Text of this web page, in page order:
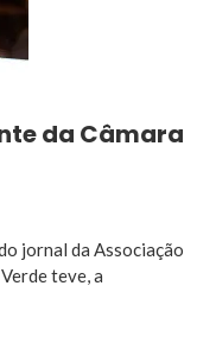
da Câmara
jornal da Associação
teve, a